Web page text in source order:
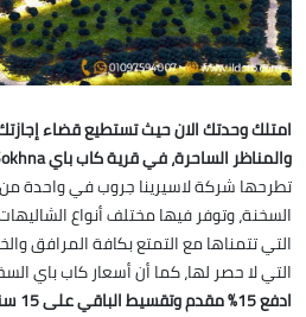
امتلك وحدتك الان حيث تستطيع قضاء
والمناظر الساحرة، في قرية كاب باي Village Cape Bay Sokhna
تطرحها شركة لاسيرينا جروب في واحدة
السخنة، وتوفر فيها مختلف أنواع
التي تتمناها مع التمتع بكافة المرافق
التي لا حصر لها، كما أن أسعار كاب باي
ادفع 15% مقدم وتقسيط الباقي على 15 سنة.